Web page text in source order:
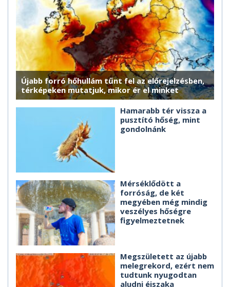
Újabb forró hőhullám tűnt fel az előrejelzésben,
térképeken mutatjuk, mikor ér el minket
Hamarabb tér vissza a
pusztító hőség, mint
gondolnánk
Mérséklődött a
forróság, de két
megyében még mindig
veszélyes hőségre
figyelmeztetnek
Megszületett az újabb
melegrekord, ezért nem
tudtunk nyugodtan
aludni éjszaka